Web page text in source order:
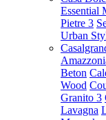
Essential
Pietre 3
Urban
Beton
Wood
Granito 3
Lavagna